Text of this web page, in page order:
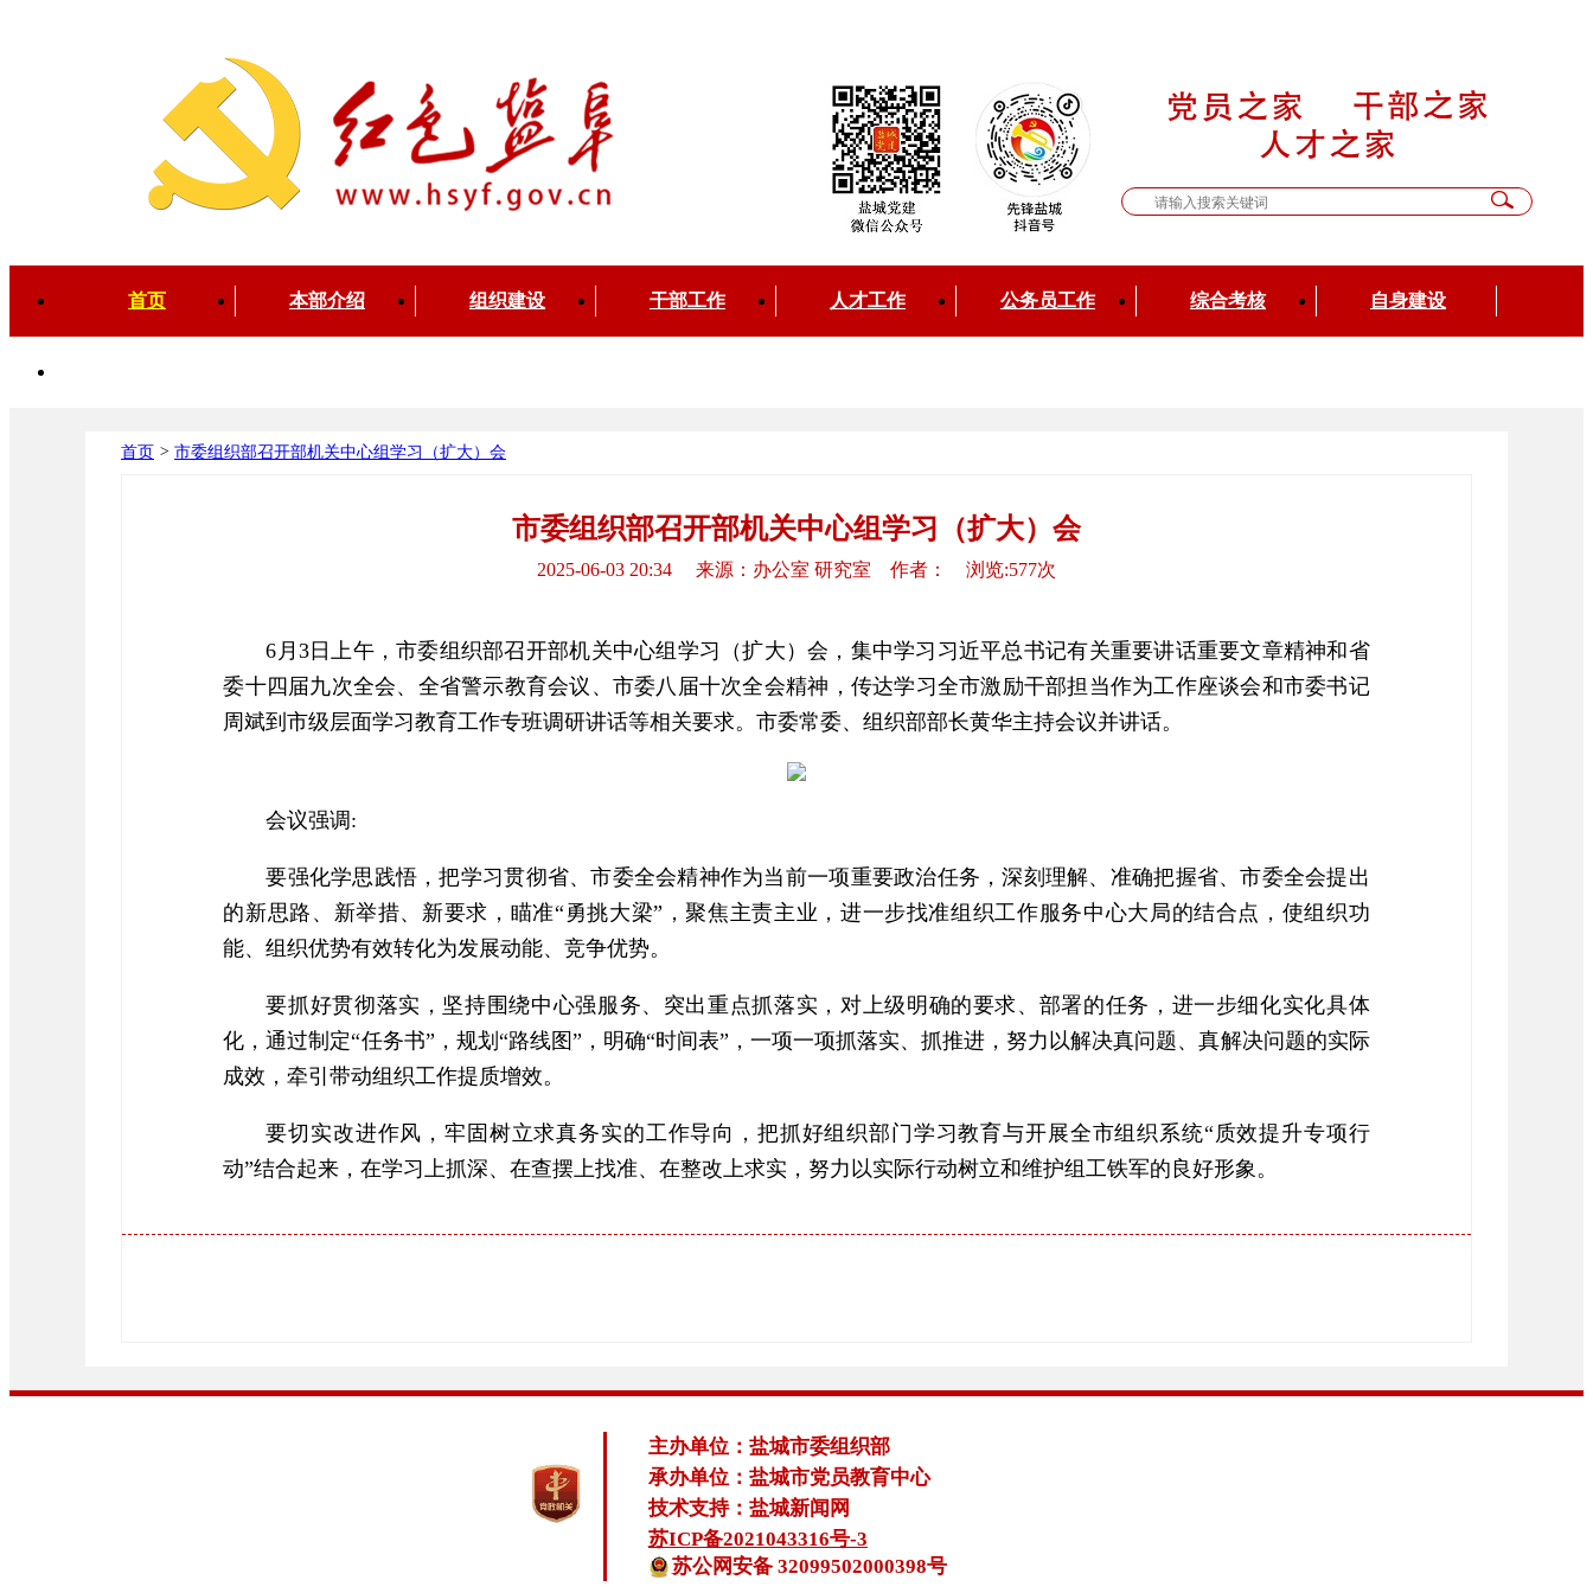
首页 本部介绍 组织建设 干部工作 人才工作 公务员工作 综合考核 自身建设
首页 > 市委组织部召开部机关中心组学习（扩大）会
市委组织部召开部机关中心组学习（扩大）会
2025-06-03 20:34 来源：办公室 研究室 作者： 浏览:577次
6月3日上午，市委组织部召开部机关中心组学习（扩大）会，集中学习习近平总书记有关重要讲话重要文章精神和省
委十四届九次全会、全省警示教育会议、市委八届十次全会精神，传达学习全市激励干部担当作为工作座谈会和市委书记
周斌到市级层面学习教育工作专班调研讲话等相关要求。市委常委、组织部部长黄华主持会议并讲话。
会议强调:
要强化学思践悟，把学习贯彻省、市委全会精神作为当前一项重要政治任务，深刻理解、准确把握省、市委全会提出
的新思路、新举措、新要求，瞄准“勇挑大梁”，聚焦主责主业，进一步找准组织工作服务中心大局的结合点，使组织功
能、组织优势有效转化为发展动能、竞争优势。
要抓好贯彻落实，坚持围绕中心强服务、突出重点抓落实，对上级明确的要求、部署的任务，进一步细化实化具体
化，通过制定“任务书”，规划“路线图”，明确“时间表”，一项一项抓落实、抓推进，努力以解决真问题、真解决问题的实际
成效，牵引带动组织工作提质增效。
要切实改进作风，牢固树立求真务实的工作导向，把抓好组织部门学习教育与开展全市组织系统“质效提升专项行
动”结合起来，在学习上抓深、在查摆上找准、在整改上求实，努力以实际行动树立和维护组工铁军的良好形象。
主办单位：盐城市委组织部
承办单位：盐城市党员教育中心
技术支持：盐城新闻网
苏ICP备2021043316号-3
苏公网安备 32099502000398号